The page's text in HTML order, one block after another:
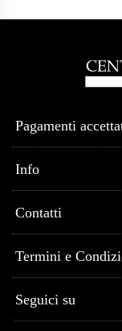
Pagamenti
Info
Contatti
Termini e
Seguici su